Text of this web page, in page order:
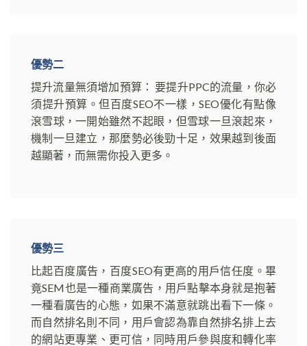
優勢二
提升流量無須增加預算： 要提升PPC的流量，你必
須提升預算。但百度SEO不一樣，SEO優化有點像
滾雪球，一開始雖然不起眼，但雪球一旦滾起來，
機制一旦建立，那麼勢必後勁十足，效果越到後面
越顯著，而無需你投入更多。
優勢三
比起百度廣告，百度SEO有更高的用戶信任度。畢
竟SEM也是一種商業廣告，用戶點擊本身就是抱著
一種看廣告的心態，如果不滿意就跳出看下一條。
而自然排名則不同，用戶會認為靠自然排名排上去
的網站更專業、更可信，同時用戶參與度和轉化率